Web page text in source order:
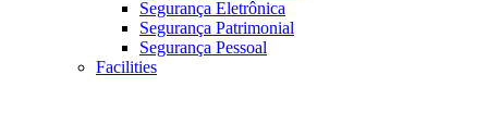
Segurança Eletrônica
Segurança Patrimonial
Segurança Pessoal
Facilities